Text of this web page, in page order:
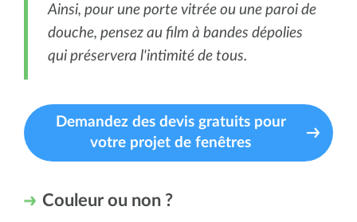
Ainsi, pour une porte vitrée ou une paroi de
douche, pensez au film à bandes dépolies
qui préservera l'intimité de tous.
Demandez des devis gratuits pour
votre projet de fenêtres
Couleur ou non ?